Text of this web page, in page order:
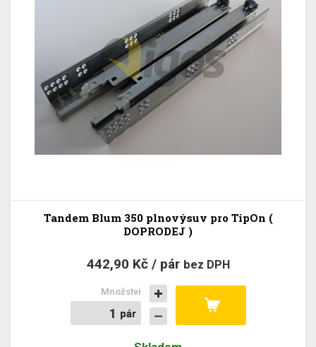
Tandem Blum 350 plnovýsuv pro TipOn (
DOPRODEJ )
442,90 Kč / pár bez DPH
pár
pár
Množství